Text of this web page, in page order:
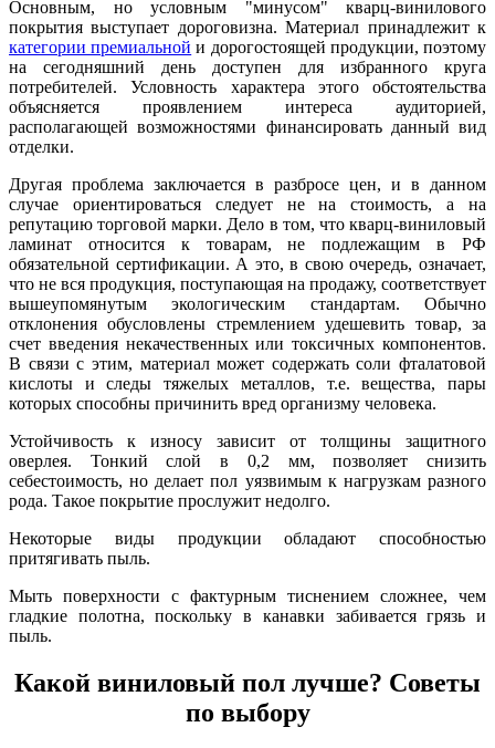
Основным, но условным "минусом" кварц-винилового
покрытия выступает дороговизна. Материал принадлежит к
категории премиальной и дорогостоящей продукции, поэтому
на сегодняшний день доступен для избранного круга
потребителей. Условность характера этого обстоятельства
объясняется проявлением интереса аудиторией,
располагающей возможностями финансировать данный вид
отделки.
Другая проблема заключается в разбросе цен, и в данном
случае ориентироваться следует не на стоимость, а на
репутацию торговой марки. Дело в том, что кварц-виниловый
ламинат относится к товарам, не подлежащим в РФ
обязательной сертификации. А это, в свою очередь, означает,
что не вся продукция, поступающая на продажу, соответствует
вышеупомянутым экологическим стандартам. Обычно
отклонения обусловлены стремлением удешевить товар, за
счет введения некачественных или токсичных компонентов.
В связи с этим, материал может содержать соли фталатовой
кислоты и следы тяжелых металлов, т.е. вещества, пары
которых способны причинить вред организму человека.
Устойчивость к износу зависит от толщины защитного
оверлея. Тонкий слой в 0,2 мм, позволяет снизить
себестоимость, но делает пол уязвимым к нагрузкам разного
рода. Такое покрытие прослужит недолго.
Некоторые виды продукции обладают способностью
притягивать пыль.
Мыть поверхности с фактурным тиснением сложнее, чем
гладкие полотна, поскольку в канавки забивается грязь и
пыль.
Какой виниловый пол лучше? Советы
по выбору